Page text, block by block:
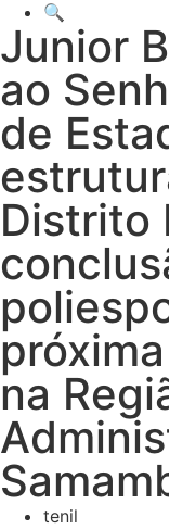
🔍
Junior
ao
de
Distrito
na
tenil